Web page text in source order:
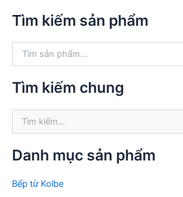
Tìm kiếm sản phẩm
k
:
Tìm kiếm chung
k
i
m
Danh mục sản phẩm
Bếp từ Kolbe